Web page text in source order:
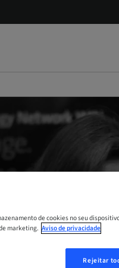
de cookies no seu
marketing. Aviso de privacidade
Rejeitar